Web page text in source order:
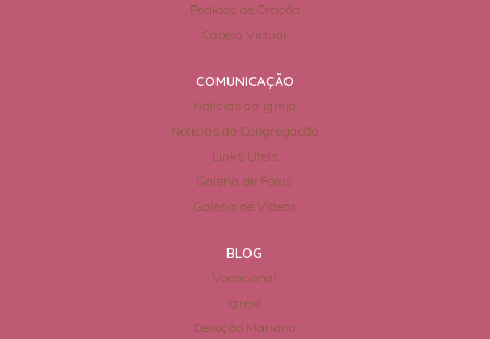
Pedidos de Oração
Capela Virtual
COMUNICAÇÃO
Notícias da Igreja
Notícias da Congregação
Links Úteis
Galeria de Fotos
Galeria de Vídeos
BLOG
Vocacional
Igreja
Devoção Mariana